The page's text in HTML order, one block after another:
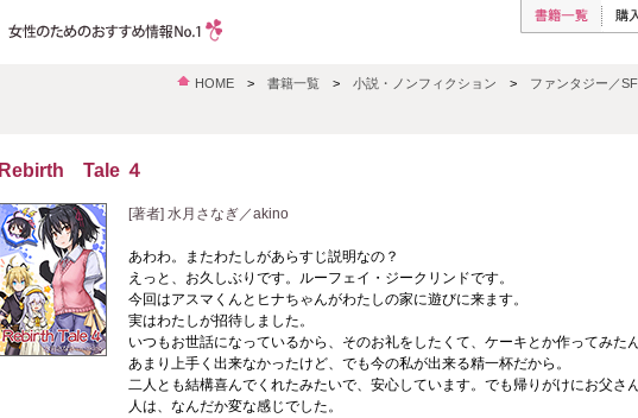
HOME > 書籍一覧 > 小説・ノンフィクション > ファンタジー／SF
Rebirth Tale ４
[著者] 水月さなぎ／akino
あわわ。またわたしがあらすじ説明なの？
えっと、お久しぶりです。ルーフェイ・ジークリンドです。
今回はアスマくんとヒナちゃんがわたしの家に遊びに来ます。
実はわたしが招待しました。
いつもお世話になっているから、そのお礼をしたくて、ケーキとか作ってみたん
あまり上手く出来なかったけど、でも今の私が出来る精一杯だから。
二人とも結構喜んでくれたみたいで、安心しています。でも帰りがけにお父さ
人は、なんだか変な感じでした。